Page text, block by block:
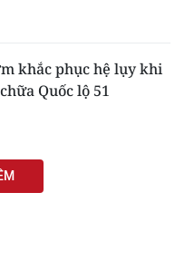
khắc phục hệ lụy khi
Quốc lộ 51